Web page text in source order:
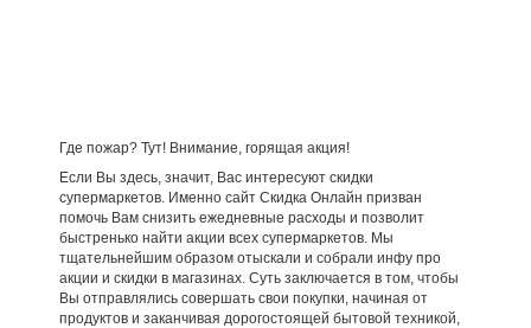
Где пожар? Тут! Внимание, горящая акция!
Если Вы здесь, значит, Вас интересуют скидки
супермаркетов. Именно сайт Скидка Онлайн призван
помочь Вам снизить ежедневные расходы и позволит
быстренько найти акции всех супермаркетов. Мы
тщательнейшим образом отыскали и собрали инфу про
акции и скидки в магазинах. Суть заключается в том, чтобы
Вы отправлялись совершать свои покупки, начиная от
продуктов и заканчивая дорогостоящей бытовой техникой,